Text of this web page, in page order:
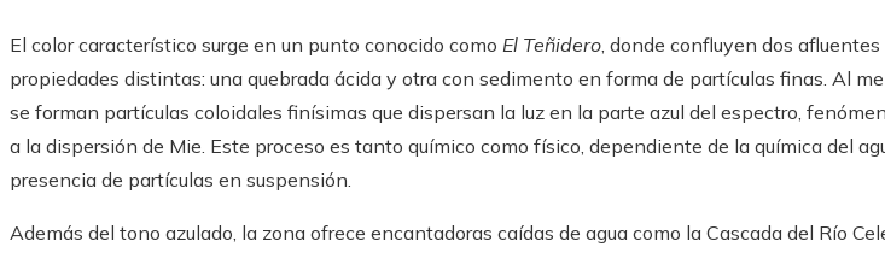
El color característico surge en un punto conocido como El Teñidero, donde confluyen dos afluentes
propiedades distintas: una quebrada ácida y otra con sedimento en forma de partículas finas. Al
se forman partículas coloidales finísimas que dispersan la luz en la parte azul del espectro,
a la dispersión de Mie. Este proceso es tanto químico como físico, dependiente de la química del
presencia de partículas en suspensión.
Además del tono azulado, la zona ofrece encantadoras caídas de agua como la Cascada del Río